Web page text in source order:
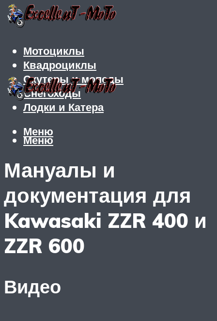
Мотоциклы
Квадроциклы
Скутеры и мопеды
Снегоходы
Лодки и Катера
Меню
Меню
Мануалы и
документация для
Kawasaki ZZR 400 и
ZZR 600
Видео